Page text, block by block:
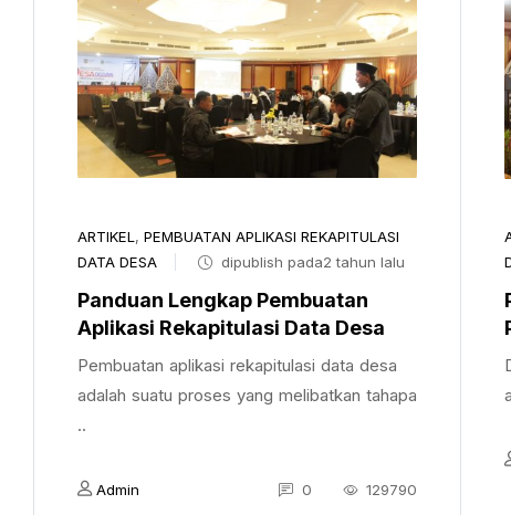
ARTIKEL , PEMBUATAN APLIKASI REKAPITULASI
DATA DESA
dipublish pada2 tahun lalu
Panduan Lengkap Pembuatan
Aplikasi Rekapitulasi Data Desa
Pembuatan aplikasi rekapitulasi data desa
adalah suatu proses yang melibatkan tahapa
..
Admin 0 129790